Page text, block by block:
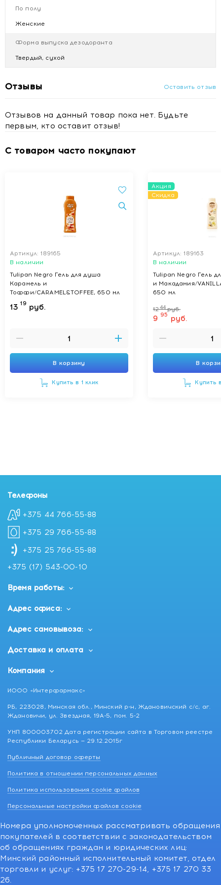
По полу
Женские
Форма выпуска дезодоранта
Твердый, сухой
Отзывы Оставить отзыв
Отзывов на данный товар пока нет. Будьте
первым, кто оставит отзыв!
С товаром часто покупают
Артикул: 189165
В наличии
Tulipan Negro Гель для душа
Карамель и
Тоффи/CARAMEL&TOFFEE, 650 мл
13 19 руб.
В корзину
Купить в 1 клик
Акция
Скидка
Артикул: 189163
В наличии
Tulipan Negro Гель
и Макадамия/
650 мл
1244 руб.
9 95 руб.
В
Купить
Телефоны
+375 44 766-55-88
+375 29 766-55-88
+375 25 766-55-88
+375 (17) 543-00-10
Время работы:
Адрес офиса:
Адрес самовывоза:
Доставка и оплата
Компания
ИООО «Интерфармакс»
РБ, 223028, Минская обл., Минский р-н, Ждановичский с/с, аг.
Ждановичи, ул. Звездная, 19А-5, пом. 5-2
УНП 800003702 Дата регистрации сайта в Торговом реестре
Республики Беларусь — 29.12.2015г
Публичный договор оферты
Политика в отношении персональных данных
Политика использования cookie файлов
Персональные настройки файлов cookie
Номера уполномоченных рассматривать обращения
покупателей в соответствии с законодательством
об обращениях граждан и юридических лиц:
Минский районный исполнительный комитет, отдел
торговли и услуг: +375 17 270-29-14, +375 17 270 33
26.